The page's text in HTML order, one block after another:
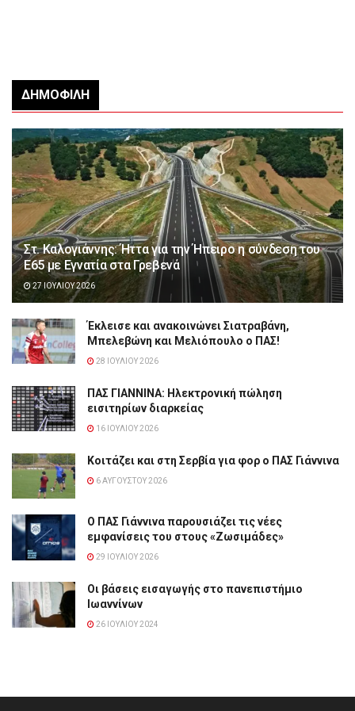
ΔΗΜΟΦΙΛΉ
Στ. Καλογιάννης: Ήττα για την Ήπειρο η σύνδεση του
Ε65 με Εγνατία στα Γρεβενά
27 ΙΟΥΛΊΟΥ 2026
Έκλεισε και ανακοινώνει Σιατραβάνη,
Μπελεβώνη και Μελιόπουλο ο ΠΑΣ!
28 ΙΟΥΛΊΟΥ 2026
ΠΑΣ ΓΙΑΝΝΙΝΑ: Hλεκτρονική πώληση
εισιτηρίων διαρκείας
16 ΙΟΥΛΊΟΥ 2026
Κοιτάζει και στη Σερβία για φορ ο ΠΑΣ Γιάννινα
6 ΑΥΓΟΎΣΤΟΥ 2026
Ο ΠΑΣ Γιάννινα παρουσιάζει τις νέες
εμφανίσεις του στους «Ζωσιμάδες»
29 ΙΟΥΛΊΟΥ 2026
Οι βάσεις εισαγωγής στο πανεπιστήμιο
Ιωαννίνων
26 ΙΟΥΛΊΟΥ 2024